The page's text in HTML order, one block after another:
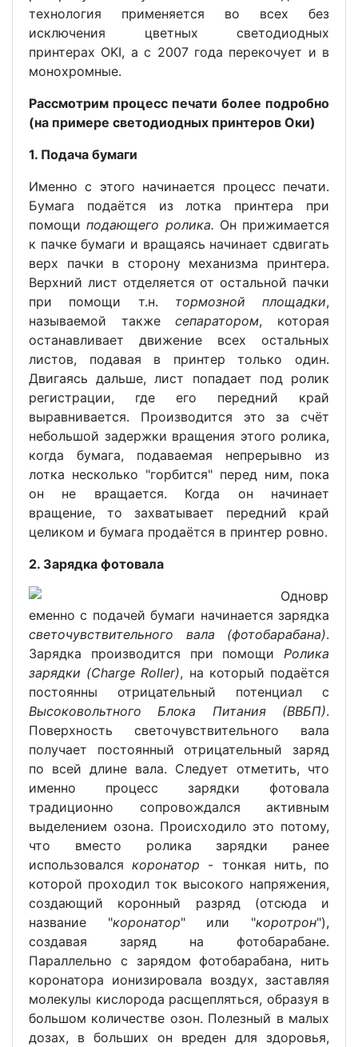
технология применяется во всех без
исключения цветных светодиодных
принтерах OKI, а с 2007 года перекочует и в
монохромные.
Рассмотрим процесс печати более подробно
(на примере светодиодных принтеров Оки)
1. Подача бумаги
Именно с этого начинается процесс печати.
Бумага подаётся из лотка принтера при
помощиподающего ролика. Он прижимается
к пачке бумаги и вращаясь начинает сдвигать
верх пачки в сторону механизма принтера.
Верхний лист отделяется от остальной пачки
при помощи т.н. тормозной площадки,
называемой такжесепаратором, которая
останавливает движение всех остальных
листов, подавая в принтер только один.
Двигаясь дальше, лист попадает под ролик
регистрации, где его передний край
выравнивается. Производится это за счёт
небольшой задержки вращения этого ролика,
когда бумага, подаваемая непрерывно из
лотка несколько "горбится" перед ним, пока
он не вращается. Когда он начинает
вращение, то захватывает передний край
целиком и бумага продаётся в принтер ровно.
2. Зарядка фотовала
Одновр
еменно с подачей бумаги начинается зарядка
светочувствительного вала (фотобарабана).
Зарядка производится при помощи Ролика
зарядки (Charge Roller), на который подаётся
постоянны отрицательный потенциал с
Высоковольтного Блока Питания (ВВБП).
Поверхность светочувствительного вала
получает постоянный отрицательный заряд
по всей длине вала. Следует отметить, что
именно процесс зарядки фотовала
традиционно сопровождался активным
выделением озона. Происходило это потому,
что вместо ролика зарядки ранее
использовалсякоронатор - тонкая нить, по
которой проходил ток высокого напряжения,
создающий коронный разряд (отсюда и
название "коронатор" или "коротрон"),
создавая заряд на фотобарабане.
Параллельно с зарядом фотобарабана, нить
коронатора ионизировала воздух, заставляя
молекулы кислорода расщепляться, образуя в
большом количестве озон. Полезный в малых
дозах, в больших он вреден для здоровья,